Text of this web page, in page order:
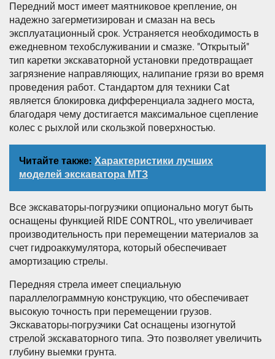
Передний мост имеет маятниковое крепление, он
надежно загерметизирован и смазан на весь
эксплуатационный срок. Устраняется необходимость в
ежедневном техобслуживании и смазке. "Открытый"
тип каретки экскаваторной установки предотвращает
загрязнение направляющих, налипание грязи во время
проведения работ. Стандартом для техники Сat
является блокировка дифференциала заднего моста,
благодаря чему достигается максимальное сцепление
колес с рыхлой или скользкой поверхностью.
Читайте также: Характеристики лучших
моделей экскаватора МТЗ
Все экскаваторы-погрузчики опционально могут быть
оснащены функцией RIDE CONTROL, что увеличивает
производительность при перемещении материалов за
счет гидроаккумулятора, который обеспечивает
амортизацию стрелы.
Передняя стрела имеет специальную
параллелограммную конструкцию, что обеспечивает
высокую точность при перемещении грузов.
Экскаваторы-погрузчики Cat оснащены изогнутой
стрелой экскаваторного типа. Это позволяет увеличить
глубину выемки грунта.